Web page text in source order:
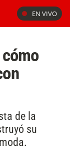
EN VIVO
de la
su